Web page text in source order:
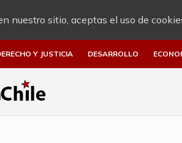
nuestro sitio, aceptas el uso de
Y JUSTICIA DESARROLLO